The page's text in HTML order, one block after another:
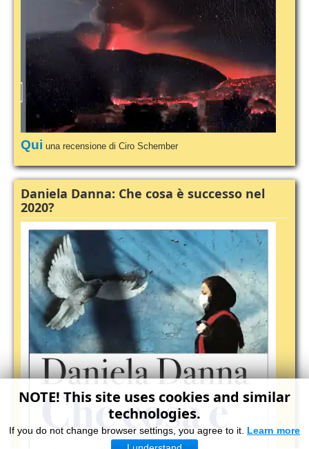
Qui una recensione di Ciro Schember
Daniela Danna: Che cosa è successo nel
2020?
NOTE! This site uses cookies and similar
technologies.
If you do not change browser settings, you agree to it. Learn more